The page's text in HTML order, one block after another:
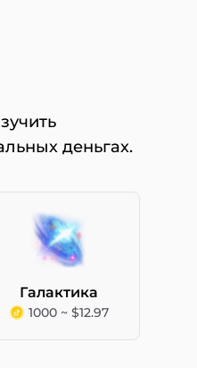
деньгах.
Галактика
1000 ~ $12.97